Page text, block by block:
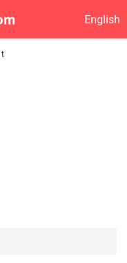
English